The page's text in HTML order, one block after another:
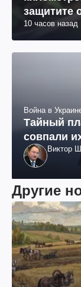
защитите
10 часов назад
Война в
Тайный
совпали
Виктор
Другие